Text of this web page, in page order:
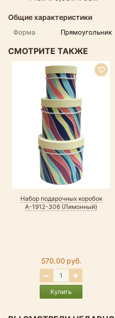
Общие характеристики
Форма Прямоугольник
СМОТРИТЕ ТАКЖЕ
Набор подарочных коробок
А-1912-306 (Лимонный)
570.00 руб.
Купить